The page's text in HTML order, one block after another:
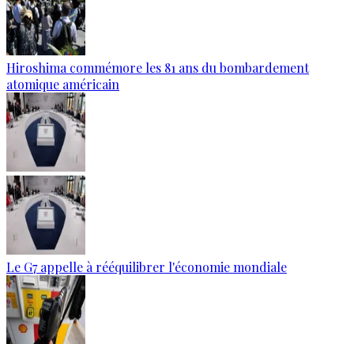
Hiroshima commémore les 81 ans du bombardement
atomique américain
Le G7 appelle à rééquilibrer l'économie mondiale